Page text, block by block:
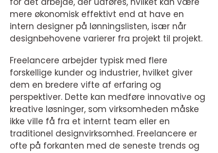
mere økonomisk effektivt end at have en
intern designer på lønningslisten, især når
designbehovene varierer fra projekt til projekt.
Freelancere arbejder typisk med flere
forskellige kunder og industrier, hvilket giver
dem en bredere vifte af erfaring og
perspektiver. Dette kan medføre innovative og
kreative løsninger, som virksomheden måske
ikke ville få fra et internt team eller en
traditionel designvirksomhed. Freelancere er
ofte på forkanten med de seneste trends og